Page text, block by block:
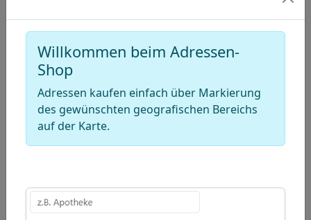
Willkommen beim Adressen-
Shop
Adressen kaufen einfach über Markierung
des gewünschten geografischen Bereichs
auf der Karte.